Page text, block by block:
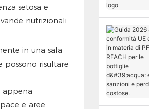
setosa e
nutrizionali.
in una sala
possono risultare
appena
e aree